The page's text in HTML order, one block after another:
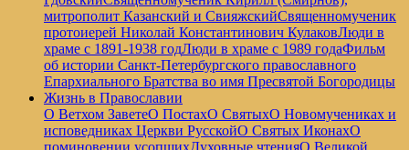
митрополит Казанский и СвияжскийСвященномученик
протоиерей Николай Константинович КулаковЛюди в
храме с 1891-1938 годЛюди в храме с 1989 годаФильм
об истории Санкт-Петербургского православного
Епархиального Братства во имя Пресвятой Богородицы
Жизнь в Православии
О Ветхом ЗаветеО ПостахО СвятыхО Новомучениках и
исповедниках Церкви РусскойО Святых ИконахО
поминовении усопшихДуховные чтенияО Великой